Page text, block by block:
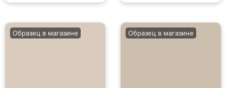
Образец в магазине Образец в магазине